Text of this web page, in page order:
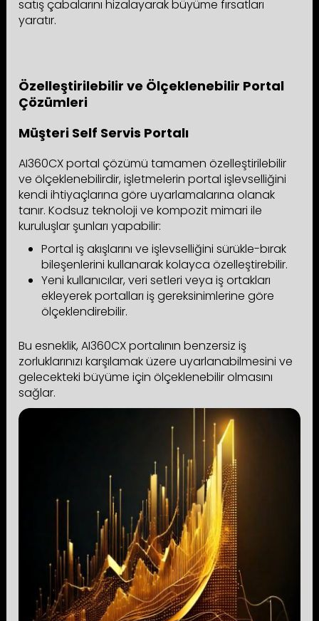
satış çabalarını hizalayarak büyüme fırsatları
yaratır.
Özelleştirilebilir ve Ölçeklenebilir Portal
Çözümleri
Müşteri Self Servis Portalı
AI360CX portal çözümü tamamen özelleştirilebilir
ve ölçeklenebilirdir, işletmelerin portal işlevselliğini
kendi ihtiyaçlarına göre uyarlamalarına olanak
tanır. Kodsuz teknoloji ve kompozit mimari ile
kuruluşlar şunları yapabilir:
Portal iş akışlarını ve işlevselliğini sürükle-bırak
bileşenlerini kullanarak kolayca özelleştirebilir.
Yeni kullanıcılar, veri setleri veya iş ortakları
ekleyerek portalları iş gereksinimlerine göre
ölçeklendirebilir.
Bu esneklik, AI360CX portalının benzersiz iş
zorluklarınızı karşılamak üzere uyarlanabilmesini ve
gelecekteki büyüme için ölçeklenebilir olmasını
sağlar.